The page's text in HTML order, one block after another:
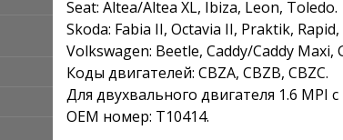
Seat: Altea/Altea XL, Ibiza, Leon, Toledo.
Skoda: Fabia II, Octavia II, Praktik,
Volkswagen: Beetle, Caddy/Caddy
Коды двигателей: CBZA, CBZB, CBZC.
Для двухвального двигателя 1.6 MPI
OEM номер: T10414.